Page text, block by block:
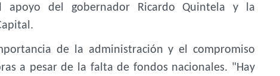
apoyo del gobernador Ricardo Quintela y la
de la administración y el compromiso
a pesar de la falta de fondos nacionales. "Hay